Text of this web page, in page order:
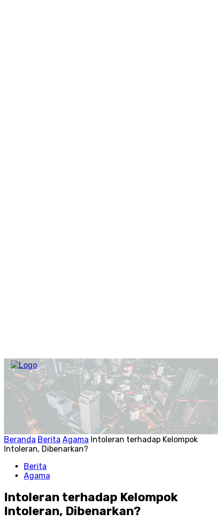
Beranda Berita Agama Intoleran terhadap Kelompok
Intoleran, Dibenarkan?
Berita
Agama
Intoleran terhadap Kelompok
Intoleran, Dibenarkan?